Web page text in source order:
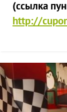
(ссылка
http://